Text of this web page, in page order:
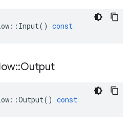
:: Input() const
::Output
::Output() const